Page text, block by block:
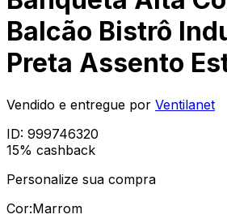
Balcão Bistrô
Preta Assento
Vendido e entregue por Ventilanet
ID: 999746320
15% cashback
Personalize sua compra
Cor:Marrom